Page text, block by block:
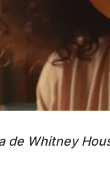
de Whitney